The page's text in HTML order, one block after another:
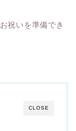
祝いを準備でき
CLOSE